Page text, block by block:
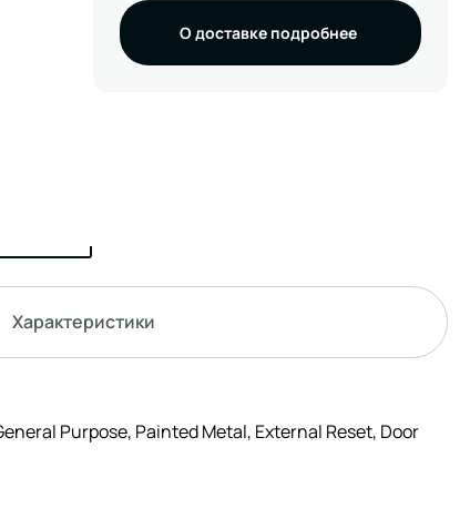
О доставке подробнее
Характеристики
Purpose, Painted Metal, External Reset, Door